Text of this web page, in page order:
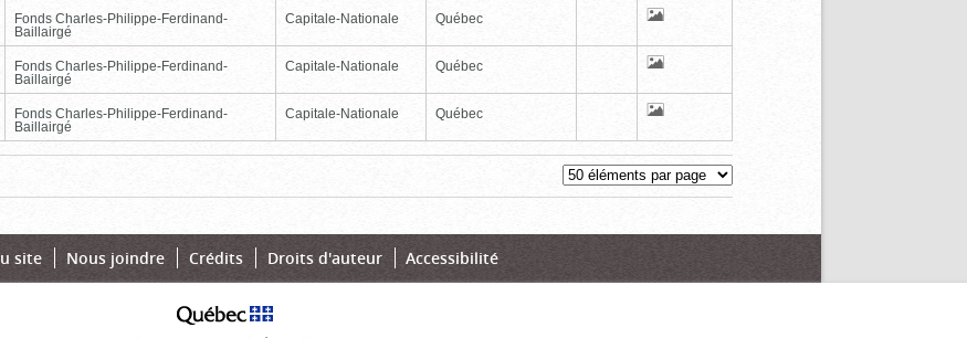
Fonds Charles-Philippe-Ferdinand-
Baillairgé
Capitale-Nationale Québec
Fonds Charles-Philippe-Ferdinand-
Baillairgé
Capitale-Nationale Québec
Fonds Charles-Philippe-Ferdinand-
Baillairgé
Capitale-Nationale Québec
site Nous joindre Crédits Droits d'auteur Accessibilité